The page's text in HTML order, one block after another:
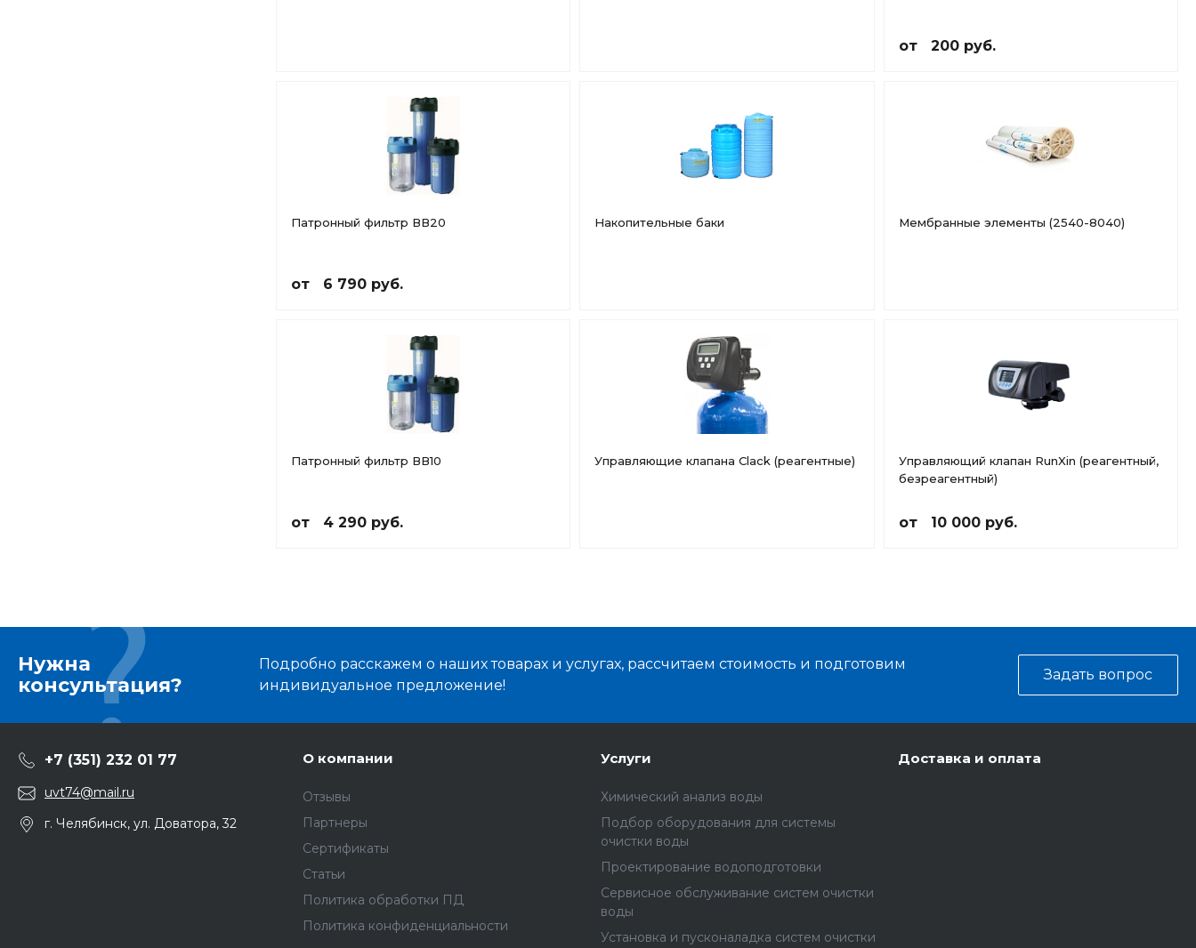
от 200 руб.
Патронный фильтр ВВ20
от 6 790 руб.
Накопительные баки Мембранные элементы (2540-8040)
Патронный фильтр ВВ10
от 4 290 руб.
Управляющие клапана Clack (реагентные)
Управляющий клапан RunXin (реагентный,
безреагентный)
от 10 000 руб.
Нужна
консультация?
Подробно расскажем о наших товарах и услугах, рассчитаем стоимость и подготовим
индивидуальное предложение!
Задать вопрос
+7 (351) 232 01 77
uvt74@mail.ru
г. Челябинск, ул. Доватора, 32
О компании
Отзывы
Партнеры
Сертификаты
Статьи
Политика обработки ПД
Политика конфиденциальности
Услуги
Химический анализ воды
Подбор оборудования для системы
очистки воды
Проектирование водоподготовки
Сервисное обслуживание систем очистки
воды
Установка и пусконаладка систем очистки
Доставка и оплата